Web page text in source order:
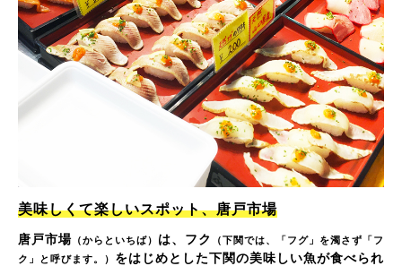
美味しくて楽しいスポット、唐戸市場
唐戸市場 （からといちば） は、フク
（下関では、「フグ」を濁さず「フ
ク」と呼びます。） をはじめとした下関の美味しい魚が食べられ